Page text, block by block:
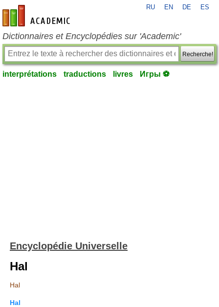
fr-academic.com
RU EN DE ES
Dictionnaires et Encyclopédies sur 'Academic'
Recherche!
interprétations traductions livres Игры ⚽
Encyclopédie Universelle
Hal
Hal
Hal